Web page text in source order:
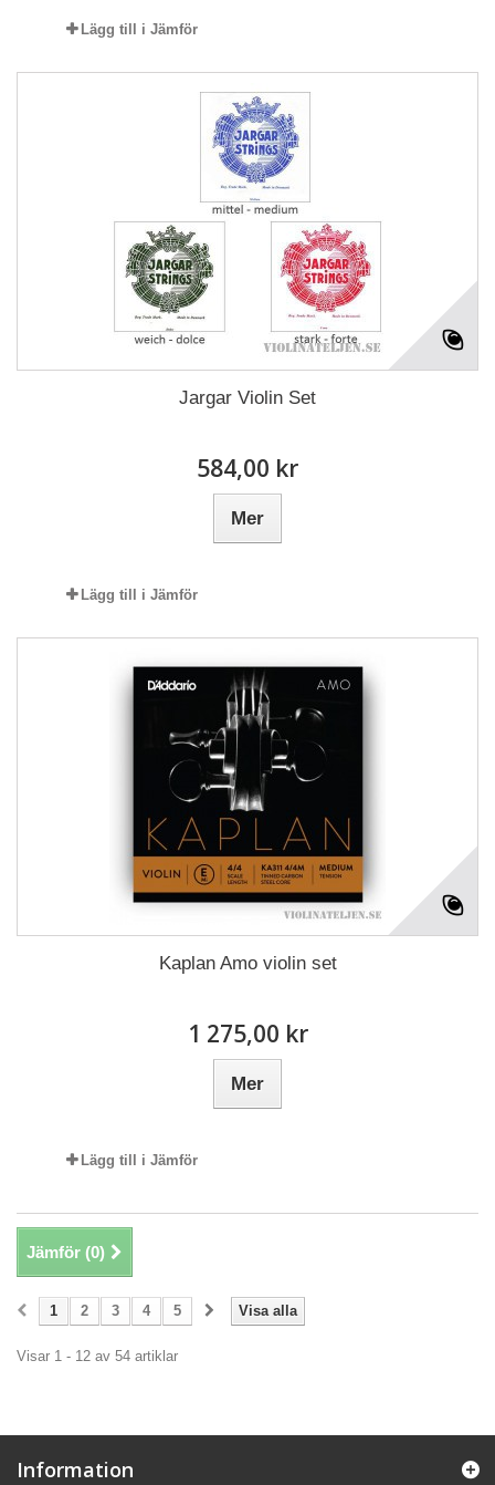
Lägg till i Jämför
Jargar Violin Set
584,00 kr
Mer
Lägg till i Jämför
Kaplan Amo violin set
1 275,00 kr
Mer
Lägg till i Jämför
Jämför (0)
Visa alla
1 2 3 4 5
Visar 1 - 12 av 54 artiklar
Information